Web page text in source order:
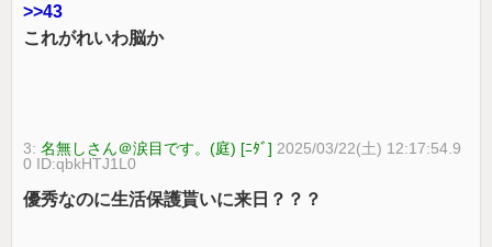
>>43
これがれいわ脳か
3:名無しさん＠涙目です。(庭) [ﾆﾀﾞ] 2025/03/22(土) 12:17:54.9
0 ID:qbkHTJ1L0
優秀なのに生活保護貰いに来日？？？